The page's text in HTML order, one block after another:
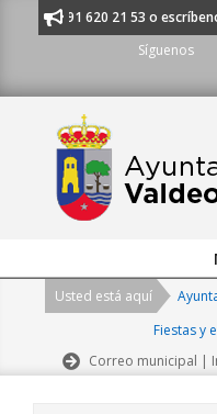
al 91 620 21 53 o
Síguenos
Navigation
Usted está aquí
Fiestas y
Correo municipal |